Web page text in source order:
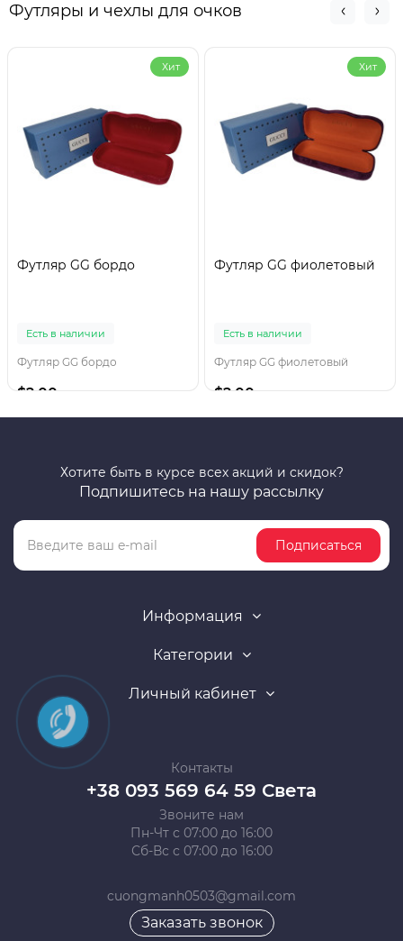
Футляры и чехлы для очков
Хит
Футляр GG бордо
Есть в наличии
Футляр GG бордо
$2.00
Хит
Футляр GG фиолетовый
Есть в наличии
Футляр GG фиолетовый
$2.00
Хотите быть в курсе всех акций и скидок?
Подпишитесь на нашу рассылку
Подписаться
Информация
Категории
Личный кабинет
Контакты
+38 093 569 64 59 Света
Звоните нам
Пн-Чт с 07:00 до 16:00
Сб-Вс с 07:00 до 16:00
cuongmanh0503@gmail.com
Заказать звонок